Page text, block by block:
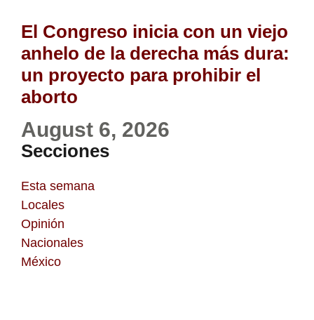
El Congreso inicia con un viejo
anhelo de la derecha más dura:
un proyecto para prohibir el
aborto
August 6, 2026
Secciones
Esta semana
Locales
Opinión
Nacionales
México